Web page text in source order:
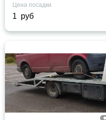
Цена посадки
1 руб